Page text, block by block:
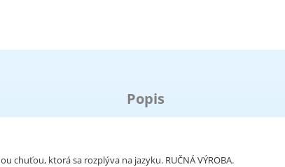
Popis
chuťou, ktorá sa rozplýva na jazyku. RUČNÁ VÝROBA.